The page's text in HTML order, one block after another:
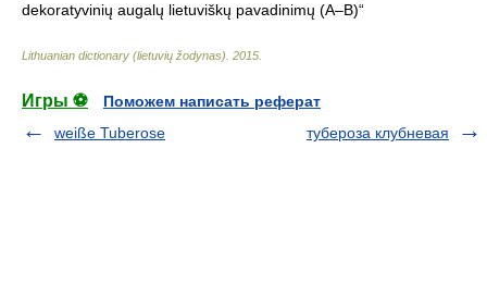
dekoratyvinių augalų lietuviškų pavadinimų (A–B)“
Lithuanian dictionary (lietuvių žodynas) 2015
Игры ⚽
Поможем написать реферат
weiße Tuberose
тубероза клубневая